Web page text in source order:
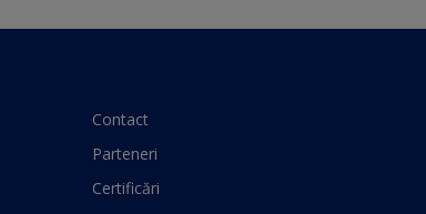
Contact
Parteneri
Certificări